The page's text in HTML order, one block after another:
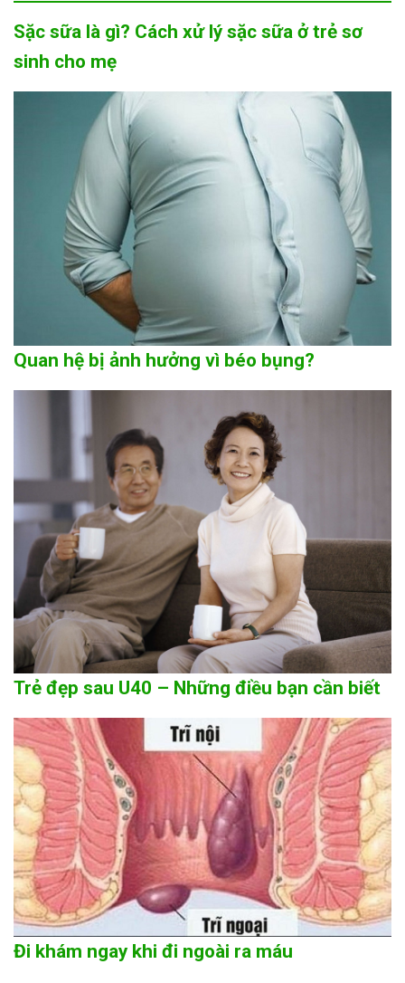
Sặc sữa là gì? Cách xử lý sặc sữa ở trẻ sơ
sinh cho mẹ
Quan hệ bị ảnh hưởng vì béo bụng?
Trẻ đẹp sau U40 – Những điều bạn cần biết
Đi khám ngay khi đi ngoài ra máu